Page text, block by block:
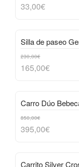
33,00€
Silla de paseo
230,00€
165,00€
Carro Dúo
850,00€
395,00€
Carrito Silver